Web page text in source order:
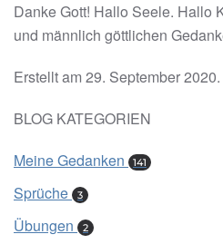
Danke Gott! Hallo Seele. Hallo
und männlich göttlichen
Erstellt am 29. September 2020.
BLOG KATEGORIEN
Meine Gedanken
141
Sprüche 3
Übungen 2